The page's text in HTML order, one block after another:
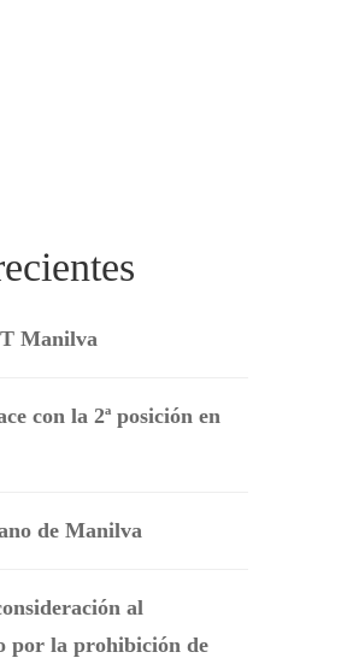
Manilva
con la 2ª posición en
de Manilva
al
por la prohibición de